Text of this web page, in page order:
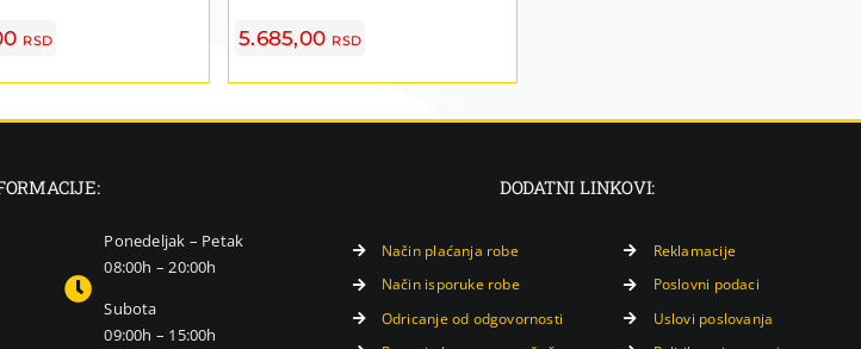
RSD 5.685,00 RSD
Ponedeljak – Petak
08:00h – 20:00h
Subota
09:00h – 15:00h
DODATNI LINKOVI:
Način plaćanja robe
Način isporuke robe
Odricanje od odgovornosti
Reklamacije
Poslovni podaci
Uslovi poslovanja